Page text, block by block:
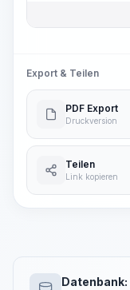
Export & Teilen
PDF Export
Druckversion
Teilen
Link kopieren
Datenbank: